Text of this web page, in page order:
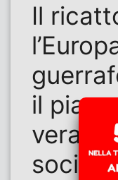
Il
il
vera